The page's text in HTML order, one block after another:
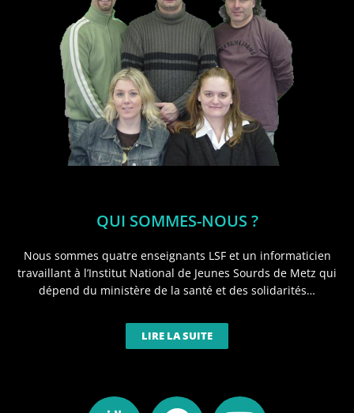
QUI SOMMES-NOUS ?
Nous sommes quatre enseignants LSF et un informaticien
travaillant à l’Institut National de Jeunes Sourds de Metz qui
dépend du ministère de la santé et des solidarités…
LIRE LA SUITE